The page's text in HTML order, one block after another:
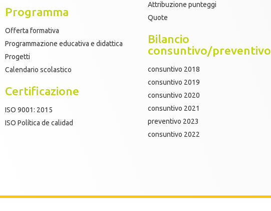
Programma
Offerta formativa
Programmazione educativa e didattica
Progetti
Calendario scolastico
Certificazione
ISO 9001: 2015
ISO Política de calidad
Attribuzione punteggi
Quote
Bilancio
consuntivo/preventivo
consuntivo 2018
consuntivo 2019
consuntivo 2020
consuntivo 2021
preventivo 2023
consuntivo 2022